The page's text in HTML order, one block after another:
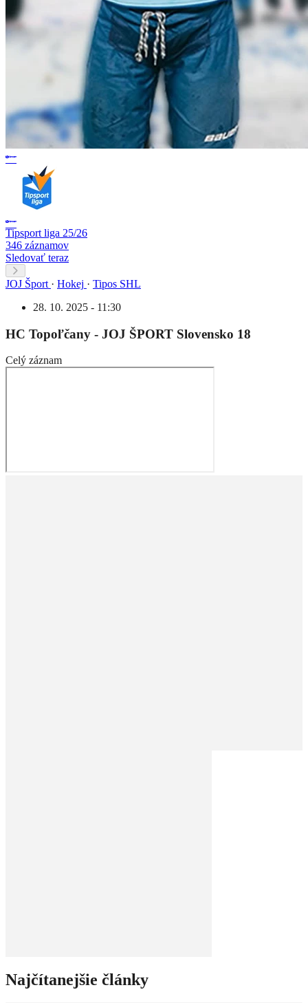
Tipsport liga 25/26
346 záznamov
Sledovať teraz
JOJ Šport · Hokej · Tipos SHL
28. 10. 2025 - 11:30
HC Topoľčany - JOJ ŠPORT Slovensko 18
Celý záznam
Najčítanejšie články